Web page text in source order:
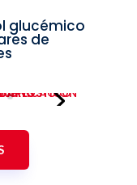
glucémico
de